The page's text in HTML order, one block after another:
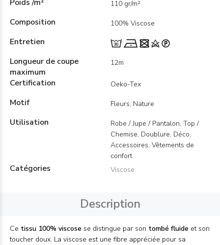
Poids /m² 110 gr/m²
Composition 100% Viscose
Entretien
Longueur de coupe
maximum
12m
Certification Oeko-Tex
Motif Fleurs, Nature
Utilisation
Robe / Jupe / Pantalon, Top /
Chemise, Doublure, Déco,
Accessoires, Vêtements de
confort
Catégories Viscose
Description
Ce tissu 100% viscose se distingue par son tombé fluide et son
toucher doux. La viscose est une fibre appréciée pour sa